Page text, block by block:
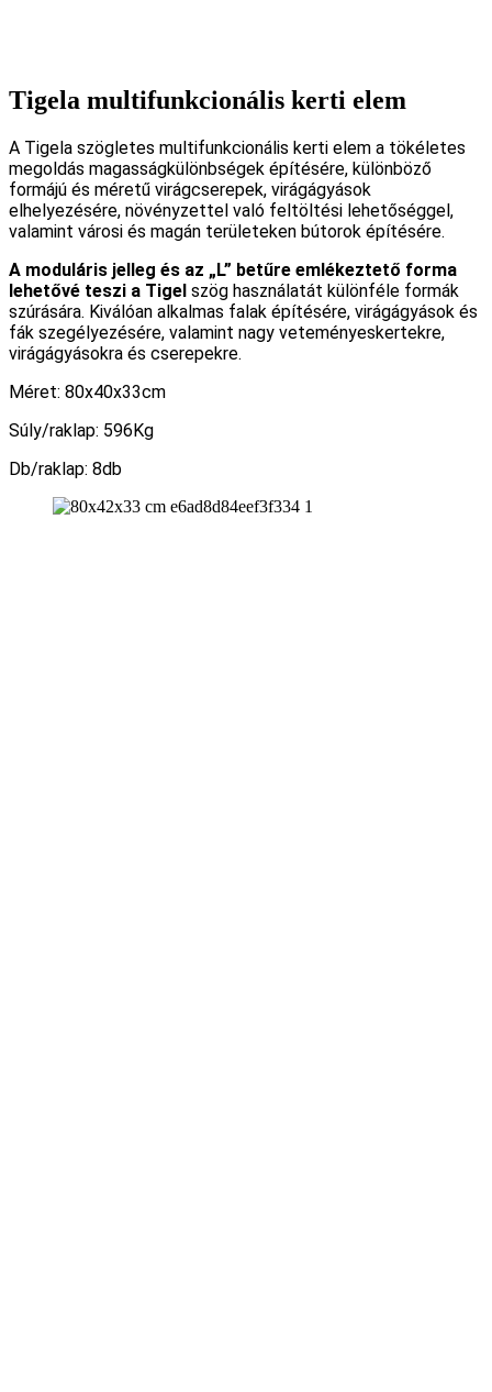
Tigela multifunkcionális kerti elem
A Tigela szögletes multifunkcionális kerti elem a tökéletes
megoldás magasságkülönbségek építésére, különböző
formájú és méretű virágcserepek, virágágyások
elhelyezésére, növényzettel való feltöltési lehetőséggel,
valamint városi és magán területeken bútorok építésére.
A moduláris jelleg és az „L” betűre emlékeztető forma
lehetővé teszi a Tigel szög használatát különféle formák
szúrására. Kiválóan alkalmas falak építésére, virágágyások és
fák szegélyezésére, valamint nagy veteményeskertekre,
virágágyásokra és cserepekre.
Méret: 80x40x33cm
Súly/raklap: 596Kg
Db/raklap: 8db